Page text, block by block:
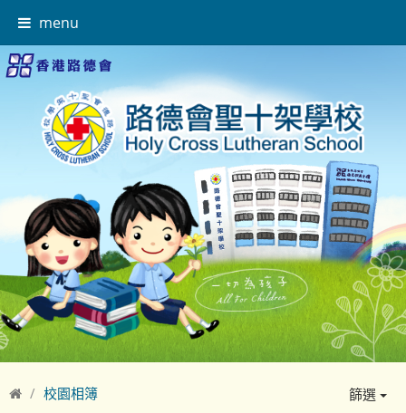
menu
校園相簿 篩選